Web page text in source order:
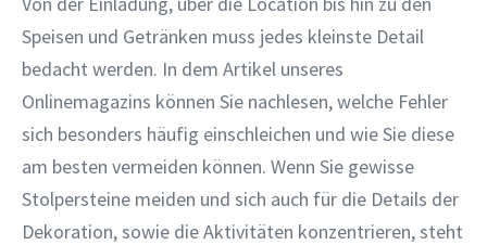
Speisen und Getränken muss jedes kleinste Detail
bedacht werden. In dem Artikel unseres
Onlinemagazins können Sie nachlesen, welche Fehler
sich besonders häufig einschleichen und wie Sie diese
am besten vermeiden können. Wenn Sie gewisse
Stolpersteine meiden und sich auch für die Details der
Dekoration, sowie die Aktivitäten konzentrieren, steht